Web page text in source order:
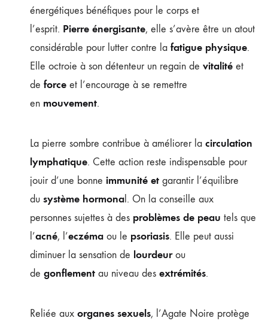
énergétiques bénéfiques pour le corps et
l’esprit. Pierre énergisante, elle s’avère être un atout
considérable pour lutter contre la fatigue physique.
Elle octroie à son détenteur un regain de vitalité et
de force et l’encourage à se remettre
en mouvement.
La pierre sombre contribue à améliorer la circulation
lymphatique. Cette action reste indispensable pour
jouir d’une bonne immunité et garantir l’équilibre
du système hormonal. On la conseille aux
personnes sujettes à des problèmes de peau tels que
l’acné, l’eczéma ou le psoriasis. Elle peut aussi
diminuer la sensation de lourdeurou
de gonflement au niveau des extrémités.
Reliée aux organes sexuels, l’Agate Noire protège